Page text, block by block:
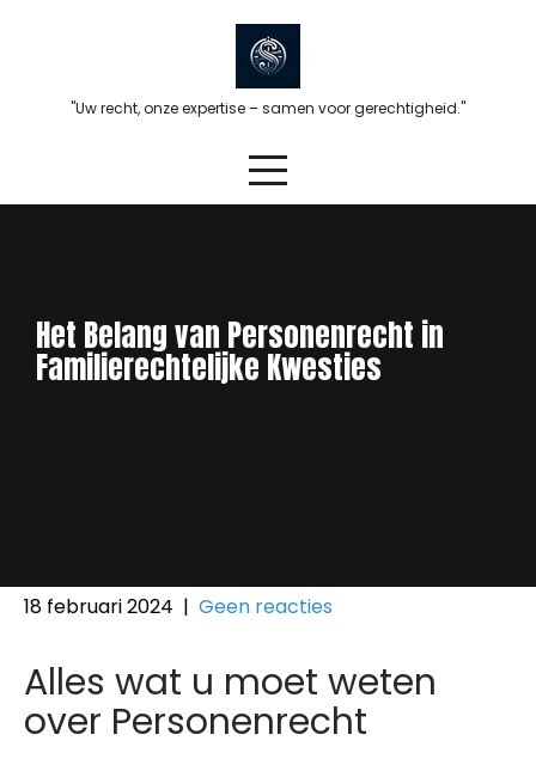
"Uw recht, onze expertise – samen voor gerechtigheid."
Het Belang van Personenrecht in
Familierechtelijke Kwesties
18 februari 2024 | Geen reacties
Alles wat u moet weten
over Personenrecht